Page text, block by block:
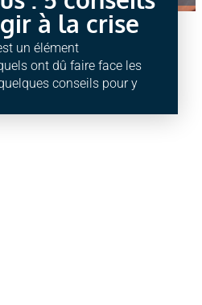
à la crise
un élément
ont dû faire face les
conseils pour y